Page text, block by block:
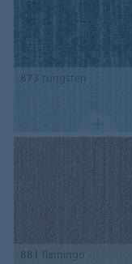
873 tungsten
881 flamingo